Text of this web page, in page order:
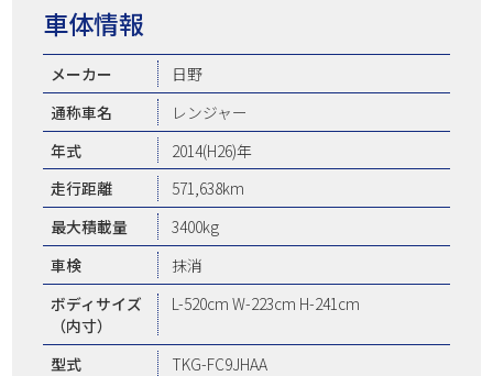
車体情報
メーカー
日野
通称車名
レンジャー
年式
2014(H26)年
走行距離
571,638km
最大積載量
3400kg
車検
抹消
ボディサイズ
（内寸）
L-520cm W-223cm H-241cm
型式
TKG-FC9JHAA